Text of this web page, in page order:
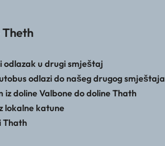
Theth
odlazak u drugi smještaj
odlazi do našeg drugog smještaja
doline Valbone do doline Thath
lokalne katune
Thath